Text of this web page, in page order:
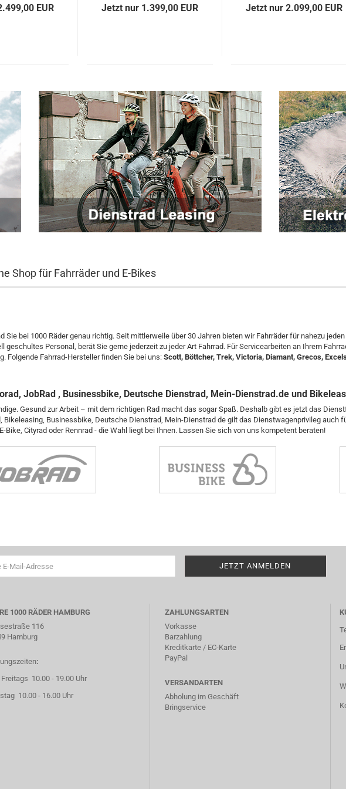
EUR Jetzt nur 1.399,00 EUR Jetzt nur 2.099,00 EUR
Shop für Fahrräder und E-Bikes
bei 1000 Räder genau richtig. Seit mittlerweile über 30 Jahren bieten wir Fahrräder für nahezu
Personal, berät Sie gerne jederzeit zu jeder Art Fahrrad. Für Servicearbeiten an Ihrem
Folgende Fahrrad-Hersteller finden Sie bei uns: Scott, Böttcher, Trek, Victoria, Diamant, Grecos,
JobRad , Businessbike, Deutsche Dienstrad, Mein-Dienstrad.de und
Gesund zur Arbeit – mit dem richtigen Rad macht das sogar Spaß. Deshalb gibt es jetzt das
Bikeleasing, Businessbike, Deutsche Dienstrad, Mein-Dienstrad de gilt das Dienstwagenprivileg auch
Cityrad oder Rennrad - die Wahl liegt bei Ihnen. Lassen Sie sich von uns kompetent beraten!
1000 RÄDER HAMBURG
116
Hamburg
:
Freitags 10.00 - 19.00 Uhr
10.00 - 16.00 Uhr
ZAHLUNGSARTEN
Vorkasse
Barzahlung
Kreditkarte / EC-Karte
PayPal
VERSANDARTEN
Abholung im Geschäft
Bringservice